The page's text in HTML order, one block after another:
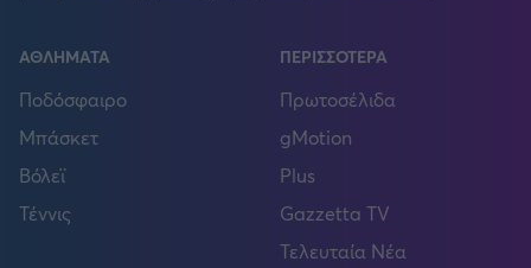
ΑΘΛΗΜΑΤΑ
Ποδόσφαιρο
Μπάσκετ
Βόλεϊ
Τέννις
ΠΕΡΙΣΣΟΤΕΡΑ
Πρωτοσέλιδα
gMotion
Plus
Gazzetta TV
Τελευταία Νέα